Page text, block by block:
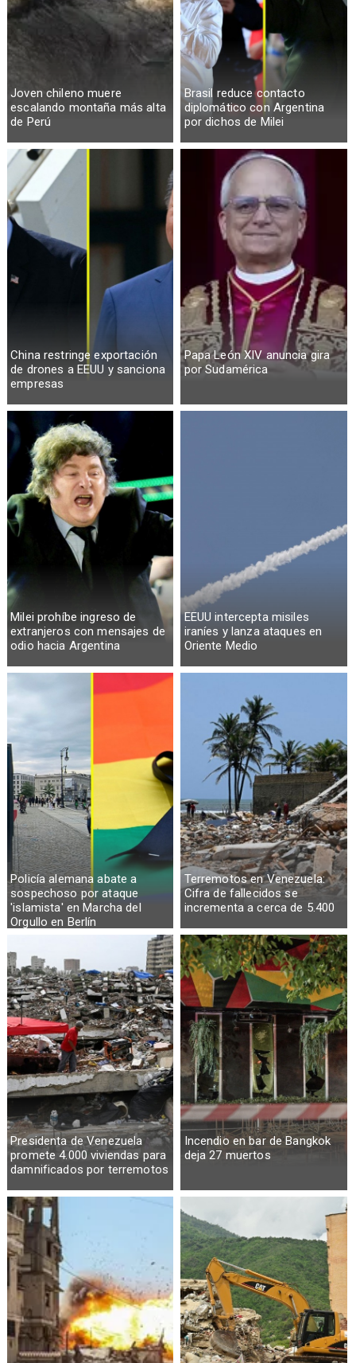
Joven chileno muere
escalando montaña más alta
de Perú
Brasil reduce contacto
diplomático con Argentina
por dichos de Milei
China restringe exportación
de drones a EEUU y sanciona
empresas
Papa León XIV anuncia gira
por Sudamérica
Milei prohíbe ingreso de
extranjeros con mensajes de
odio hacia Argentina
EEUU intercepta misiles
iraníes y lanza ataques en
Oriente Medio
Policía alemana abate a
sospechoso por ataque
'islamista' en Marcha del
Orgullo en Berlín
Terremotos en Venezuela:
Cifra de fallecidos se
incrementa a cerca de 5.400
Presidenta de Venezuela
promete 4.000 viviendas para
damnificados por terremotos
Incendio en bar de Bangkok
deja 27 muertos